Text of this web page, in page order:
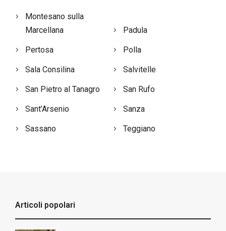
Montesano sulla
Marcellana
Padula
Pertosa Polla
Sala Consilina Salvitelle
San Pietro al Tanagro San Rufo
Sant’Arsenio Sanza
Sassano Teggiano
Articoli popolari